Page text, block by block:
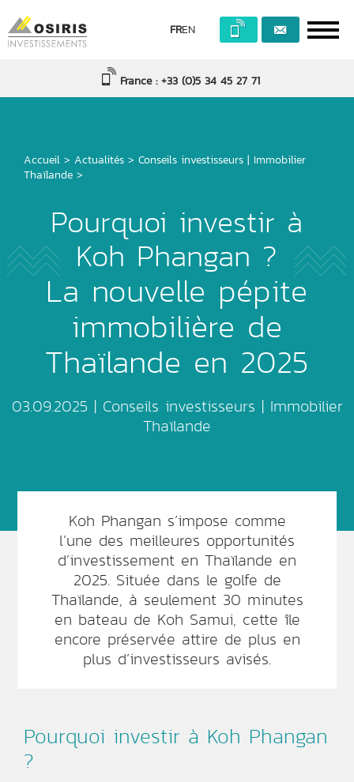
FREN
France : +33 (0)5 34 45 27 71
Accueil > Actualités > Conseils investisseurs | Immobilier
Thaïlande >
Pourquoi investir à
Koh Phangan ?
La nouvelle pépite
immobilière de
Thaïlande en 2025
03.09.2025 | Conseils investisseurs | Immobilier
Thaïlande
Koh Phangan s’impose comme
l’une des meilleures opportunités
d’investissement en Thaïlande en
2025. Située dans le golfe de
Thaïlande, à seulement 30 minutes
en bateau de Koh Samui, cette île
encore préservée attire de plus en
plus d’investisseurs avisés.
Pourquoi investir à Koh Phangan
?